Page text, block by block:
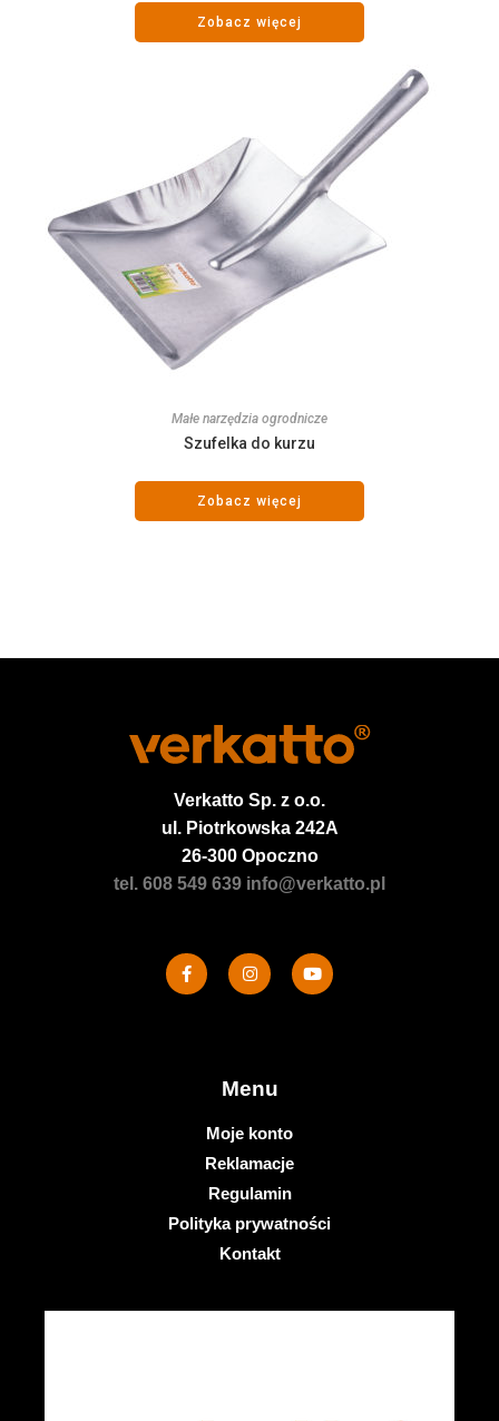
Zobacz więcej
Małe narzędzia ogrodnicze
Szufelka do kurzu
Zobacz więcej
Verkatto Sp. z o.o.
ul. Piotrkowska 242A
26-300 Opoczno
tel. 608 549 639 info@verkatto.pl
Menu
Moje konto
Reklamacje
Regulamin
Polityka prywatności
Kontakt